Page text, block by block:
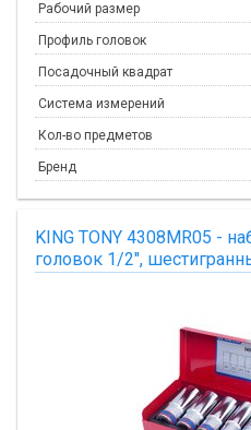
Рабочий размер
Профиль головок
Посадочный квадрат
Система измерений
Кол-во предметов
Бренд
KING TONY 4308MR05 -
головок 1/2",